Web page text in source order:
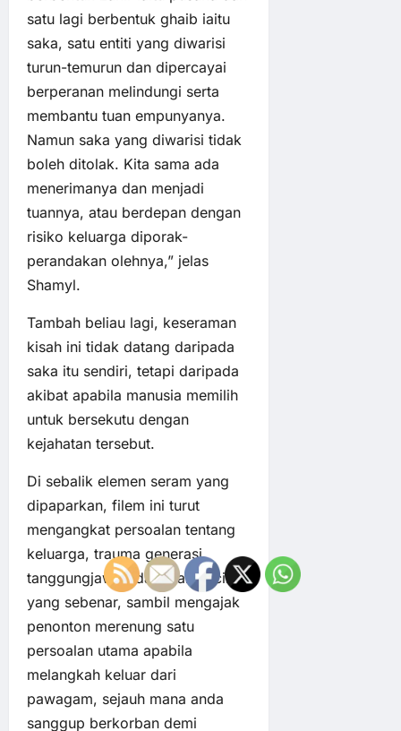
satu lagi berbentuk ghaib iaitu
saka, satu entiti yang diwarisi
turun-temurun dan dipercayai
berperanan melindungi serta
membantu tuan empunyanya.
Namun saka yang diwarisi tidak
boleh ditolak. Kita sama ada
menerimanya dan menjadi
tuannya, atau berdepan dengan
risiko keluarga diporak-
perandakan olehnya,” jelas
Shamyl.
Tambah beliau lagi, keseraman
kisah ini tidak datang daripada
saka itu sendiri, tetapi daripada
akibat apabila manusia memilih
untuk bersekutu dengan
kejahatan tersebut.
Di sebalik elemen seram yang
dipaparkan, filem ini turut
mengangkat persoalan tentang
keluarga, trauma generasi,
tanggungjawab dan makna cinta
yang sebenar, sambil mengajak
penonton merenung satu
persoalan utama apabila
melangkah keluar dari
pawagam, sejauh mana anda
sanggup berkorban demi